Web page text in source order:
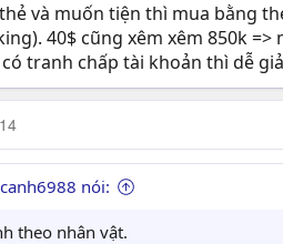
và muốn tiện thì mua bằng
40$ cũng xêm xêm 850k
tranh chấp tài khoản thì dễ
nói:
theo nhân vật.